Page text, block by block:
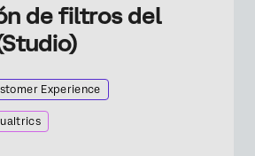
de filtros del
Experience